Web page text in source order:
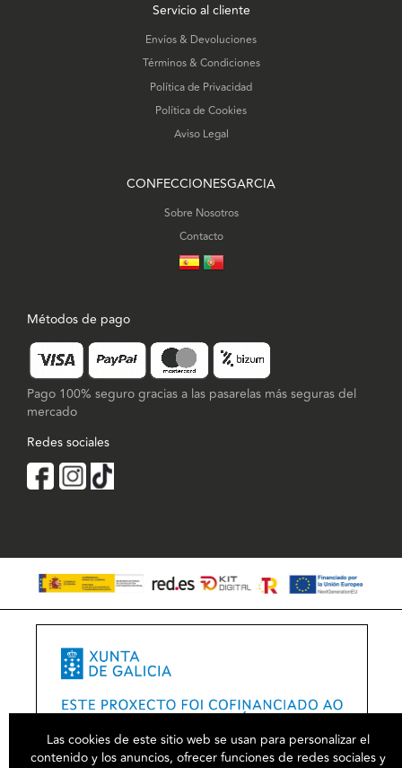
Las cookies de este sitio web se usan para personalizar el
contenido y los anuncios, ofrecer funciones de redes sociales y
Servicio al cliente
Envíos & Devoluciones
Términos & Condiciones
Política de Privacidad
Política de Cookies
Aviso Legal
CONFECCIONESGARCIA
Sobre Nosotros
Contacto
Métodos de pago
Pago 100% seguro gracias a las pasarelas más seguras del
mercado
Redes sociales